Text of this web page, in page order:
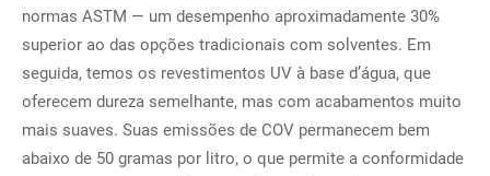
normas ASTM — um desempenho aproximadamente 30%
superior ao das opções tradicionais com solventes. Em
seguida, temos os revestimentos UV à base d’água, que
oferecem dureza semelhante, mas com acabamentos muito
mais suaves. Suas emissões de COV permanecem bem
abaixo de 50 gramas por litro, o que permite a conformidade